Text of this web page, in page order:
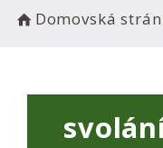
Domovská